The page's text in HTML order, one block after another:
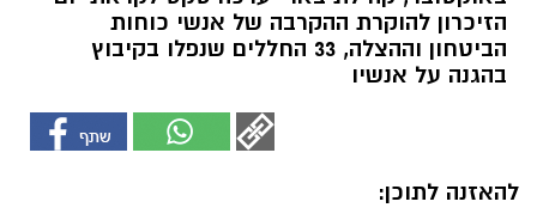
הזיכרון להוקרת ההקרבה של אנשי כוחות
הביטחון וההצלה, 33 החללים שנפלו בקיבוץ
בהגנה על אנשיו
להאזנה לתוכן: